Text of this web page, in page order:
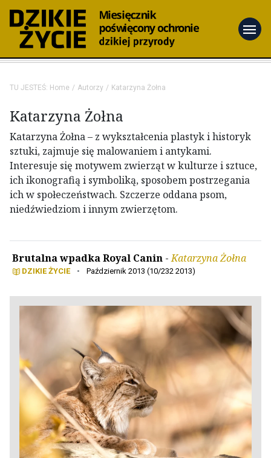
menu
TU JESTEŚ: Home Autorzy Katarzyna Żołna
Katarzyna Żołna
Katarzyna Żołna – z wykształcenia plastyk i historyk
sztuki, zajmuje się malowaniem i antykami.
Interesuje się motywem zwierząt w kulturze i sztuce,
ich ikonografią i symboliką, sposobem postrzegania
ich w społeczeństwach. Szczerze oddana psom,
niedźwiedziom i innym zwierzętom.
Brutalna wpadka Royal Canin -Katarzyna Żołna
DZIKIE ŻYCIE • Październik 2013 (10/232 2013)